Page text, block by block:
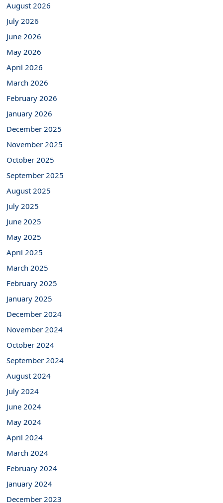
August 2026
July 2026
June 2026
May 2026
April 2026
March 2026
February 2026
January 2026
December 2025
November 2025
October 2025
September 2025
August 2025
July 2025
June 2025
May 2025
April 2025
March 2025
February 2025
January 2025
December 2024
November 2024
October 2024
September 2024
August 2024
July 2024
June 2024
May 2024
April 2024
March 2024
February 2024
January 2024
December 2023